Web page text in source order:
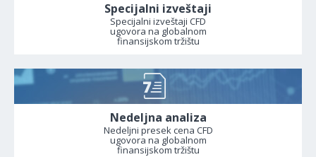
Specijalni izveštaji
Specijalni izveštaji CFD
ugovora na globalnom
finansijskom tržištu
Nedeljna analiza
Nedeljni presek cena CFD
ugovora na globalnom
finansijskom tržištu